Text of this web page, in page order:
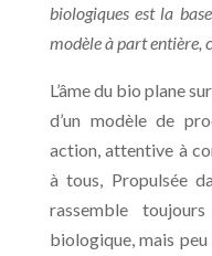
biologiques est la
modèle à part entière,
L’âme du bio plane
d’un modèle de
action, attentive à
à tous, Propulsée
rassemble
biologique, mais